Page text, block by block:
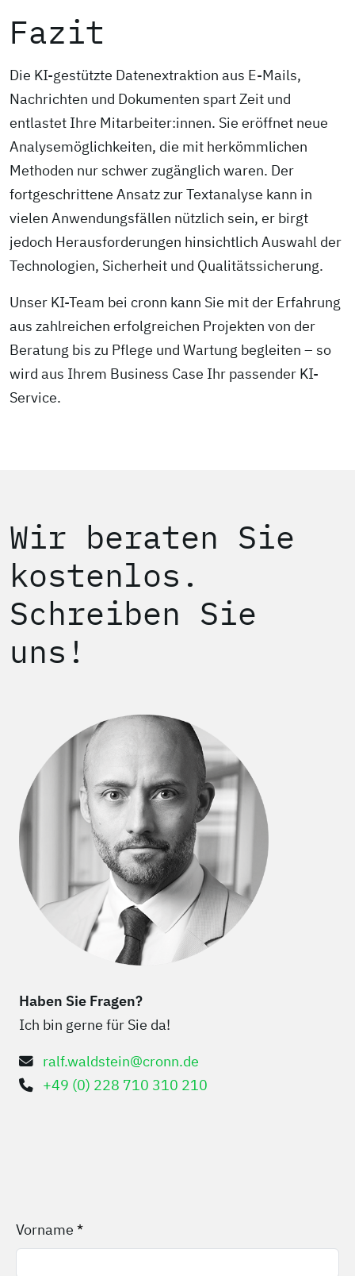
Fazit
Die KI-gestützte Datenextraktion aus E-Mails,
Nachrichten und Dokumenten spart Zeit und
entlastet Ihre Mitarbeiter:innen. Sie eröffnet neue
Analysemöglichkeiten, die mit herkömmlichen
Methoden nur schwer zugänglich waren. Der
fortgeschrittene Ansatz zur Textanalyse kann in
vielen Anwendungsfällen nützlich sein, er birgt
jedoch Herausforderungen hinsichtlich Auswahl der
Technologien, Sicherheit und Qualitätssicherung.
Unser KI-Team bei cronn kann Sie mit der Erfahrung
aus zahlreichen erfolgreichen Projekten von der
Beratung bis zu Pflege und Wartung begleiten – so
wird aus Ihrem Business Case Ihr passender KI-
Service.
Wir beraten Sie
kostenlos.
Schreiben Sie
uns!
Haben Sie Fragen?
Ich bin gerne für Sie da!
ralf.waldstein@cronn.de
+49 (0) 228 710 310 210
Vorname *